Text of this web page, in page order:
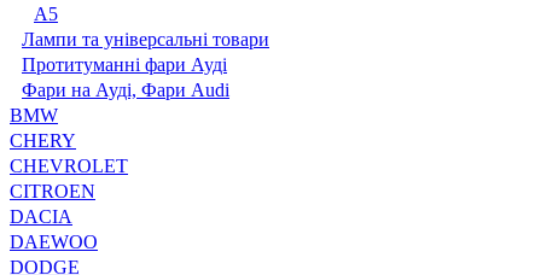
А5
Лампи та універсальні товари
Протитуманні фари Ауді
Фари на Ауді, Фари Audi
BMW
CHERY
CHEVROLET
CITROEN
DACIA
DAEWOO
DODGE